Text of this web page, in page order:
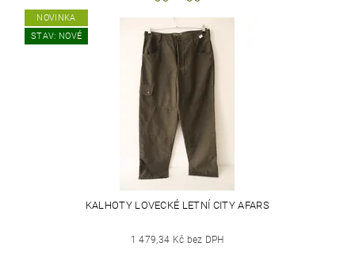
NOVINKA
STAV: NOVÉ
KALHOTY LOVECKÉ LETNÍ CITY AFARS
1 479,34 Kč bez DPH